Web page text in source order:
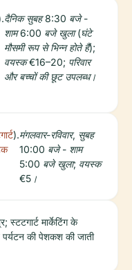
दैनिक सुबह 8:30 बजे -
शाम 6:00 बजे खुला (घंटे
मौसमी रूप से भिन्न होते हैं);
वयस्क €16–20; परिवार
और बच्चों की छूट उपलब्ध।
).मंगलवार-रविवार, सुबह
10:00 बजे - शाम
5:00 बजे खुला; वयस्क
€5।
स्टटगार्ट मार्केटिंग के
पर्यटन की पेशकश की जाती